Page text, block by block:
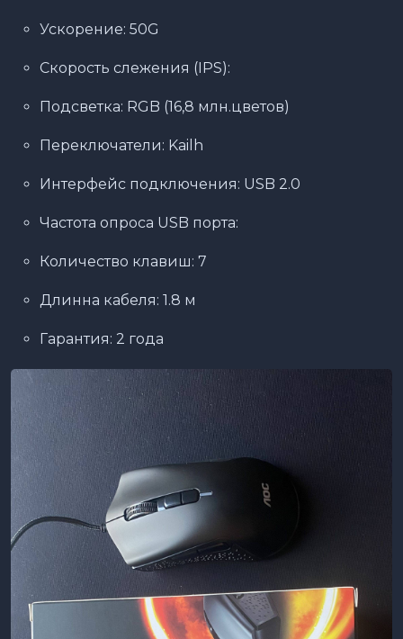
Ускорение: 50G
Скорость слежения (IPS):
Подсветка: RGB (16,8 млн.цветов)
Переключатели: Kailh
Интерфейс подключения: USB 2.0
Частота опроса USB порта:
Количество клавиш: 7
Длинна кабеля: 1.8 м
Гарантия: 2 года